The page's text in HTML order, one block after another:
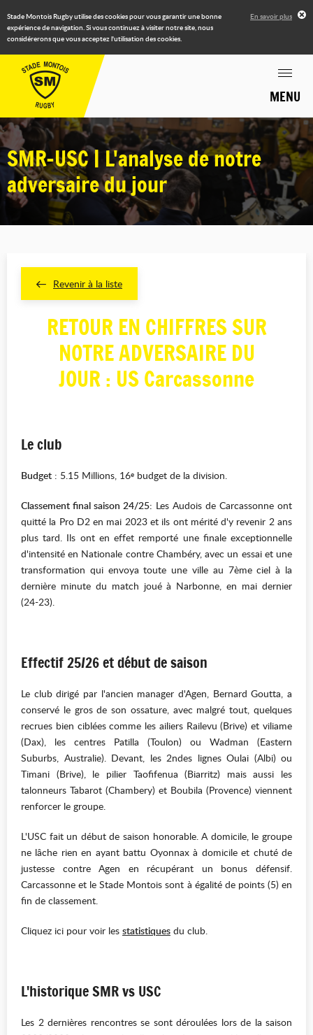
Stade Montois Rugby utilise des cookies pour vous garantir une bonne
expérience de navigation. Si vous continuez à visiter notre site, nous
considérerons que vous acceptez l'utilisation des cookies.
En savoir plus
MENU
SMR-USC | L'analyse de notre
adversaire du jour
Revenir à la liste
RETOUR EN CHIFFRES SUR
NOTRE ADVERSAIRE DU
JOUR : US Carcassonne
Le club
Budget : 5.15 Millions, 16e budget de la division.
Classement final saison 24/25: Les Audois de Carcassonne ont
quitté la Pro D2 en mai 2023 et ils ont mérité d'y revenir 2 ans
plus tard. Ils ont en effet remporté une finale exceptionnelle
d'intensité en Nationale contre Chambéry, avec un essai et une
transformation qui envoya toute une ville au 7ème ciel à la
dernière minute du match joué à Narbonne, en mai dernier
(24-23).
Effectif 25/26 et début de saison
Le club dirigé par l'ancien manager d'Agen, Bernard Goutta, a
conservé le gros de son ossature, avec malgré tout, quelques
recrues bien ciblées comme les ailiers Railevu (Brive) et viliame
(Dax), les centres Patilla (Toulon) ou Wadman (Eastern
Suburbs, Australie). Devant, les 2ndes lignes Oulai (Albi) ou
Timani (Brive), le pilier Taofifenua (Biarritz) mais aussi les
talonneurs Tabarot (Chambery) et Boubila (Provence) viennent
renforcer le groupe.
L'USC fait un début de saison honorable. A domicile, le groupe
ne lâche rien en ayant battu Oyonnax à domicile et chuté de
justesse contre Agen en récupérant un bonus défensif.
Carcassonne et le Stade Montois sont à égalité de points (5) en
fin de classement.
Cliquez ici pour voir les statistiques du club.
L'historique SMR vs USC
Les 2 dernières rencontres se sont déroulées lors de la saison